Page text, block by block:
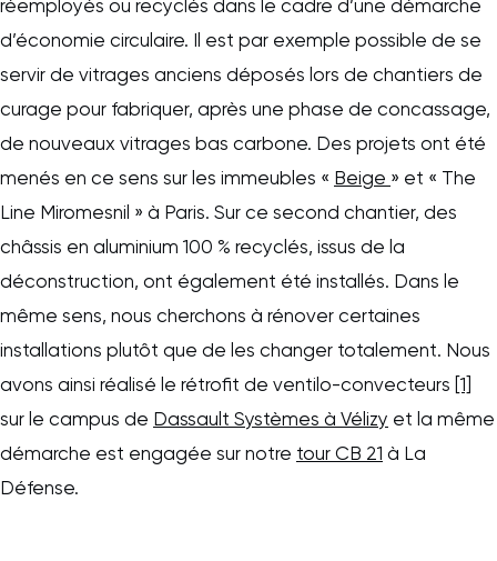
réemployés ou recyclés dans le cadre d’une démarche
d’économie circulaire. Il est par exemple possible de se
servir de vitrages anciens déposés lors de chantiers de
curage pour fabriquer, après une phase de concassage,
de nouveaux vitrages bas carbone. Des projets ont été
menés en ce sens sur les immeubles « Beige » et « The
Line Miromesnil » à Paris. Sur ce second chantier, des
châssis en aluminium 100 % recyclés, issus de la
déconstruction, ont également été installés. Dans le
même sens, nous cherchons à rénover certaines
installations plutôt que de les changer totalement. Nous
avons ainsi réalisé le rétrofit de ventilo-convecteurs [1]
sur le campus de Dassault Systèmes à Vélizy et la même
démarche est engagée sur notre tour CB 21 à La
Défense.